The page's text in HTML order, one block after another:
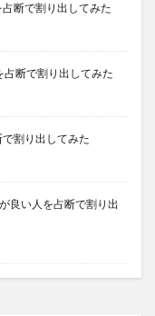
断で割り出してみた
占断で割り出してみた
割り出してみた
良い人を占断で割り出